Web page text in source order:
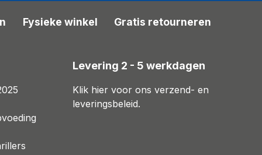
Fysieke winkel Gratis retourneren
Levering 2 - 5 werkdagen
Klik hier voor ons verzend- en
leveringsbeleid.